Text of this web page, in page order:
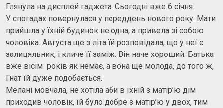
Глянула на дисплей гаджета. Сьогодні вже 6 січня.
У спогадах повернулася у переддень нового року. Мати
прийшла у їхній будинок не одна, а привела зі собою
чоловіка. Августа ще з літа їй розповідала, що у неї є
залицяльник, і кличе її заміж. Він наче хороший. Батька
вже вісім років як немає, а вона ще молода, до того ж,
Гнат їй дуже подобається.
Мелані мовчала, не хотіла аби в їхній з матір’ю дім
приходив чоловік, їй було добре з матір’ю у двох, тим